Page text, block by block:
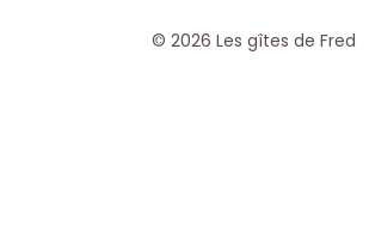
© 2026 Les gîtes de Fred